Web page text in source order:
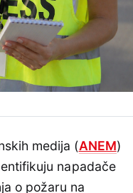
medija (ANEM)
napadače
o požaru na